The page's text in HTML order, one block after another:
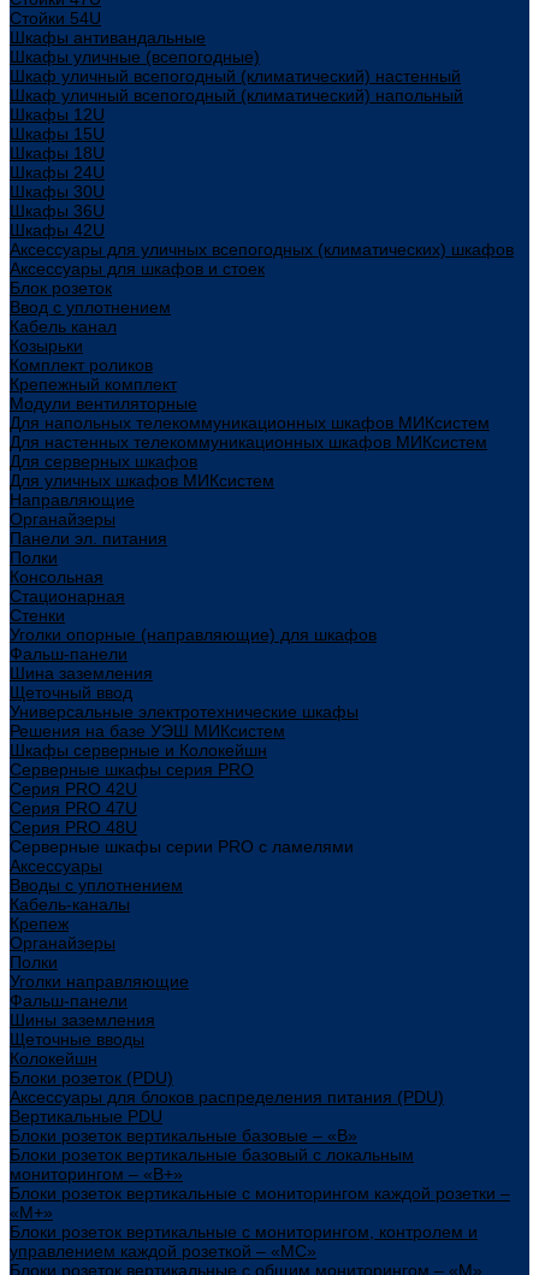
Стойки 54U
Шкафы антивандальные
Шкафы уличные (всепогодные)
Шкаф уличный всепогодный (климатический) настенный
Шкаф уличный всепогодный (климатический) напольный
Шкафы 12U
Шкафы 15U
Шкафы 18U
Шкафы 24U
Шкафы 30U
Шкафы 36U
Шкафы 42U
Аксессуары для уличных всепогодных (климатических) шкафов
Аксессуары для шкафов и стоек
Блок розеток
Ввод с уплотнением
Кабель канал
Козырьки
Комплект роликов
Крепежный комплект
Модули вентиляторные
Для напольных телекоммуникационных шкафов МИКсистем
Для настенных телекоммуникационных шкафов МИКсистем
Для серверных шкафов
Для уличных шкафов МИКсистем
Направляющие
Органайзеры
Панели эл. питания
Полки
Консольная
Стационарная
Стенки
Уголки опорные (направляющие) для шкафов
Фальш-панели
Шина заземления
Щеточный ввод
Универсальные электротехнические шкафы
Решения на базе УЭШ МИКсистем
Шкафы серверные и Колокейшн
Серверные шкафы серия PRO
Серия PRO 42U
Серия PRO 47U
Серия PRO 48U
Серверные шкафы серии PRO с ламелями
Аксессуары
Вводы с уплотнением
Кабель-каналы
Крепеж
Органайзеры
Полки
Уголки направляющие
Фальш-панели
Шины заземления
Щеточные вводы
Колокейшн
Блоки розеток (PDU)
Аксессуары для блоков распределения питания (PDU)
Вертикальные PDU
Блоки розеток вертикальные базовые – «В»
Блоки розеток вертикальные базовый с локальным
мониторингом – «В+»
Блоки розеток вертикальные с мониторингом каждой розетки –
«М+»
Блоки розеток вертикальные с мониторингом, контролем и
управлением каждой розеткой – «МС»
Блоки розеток вертикальные с общим мониторингом – «М»